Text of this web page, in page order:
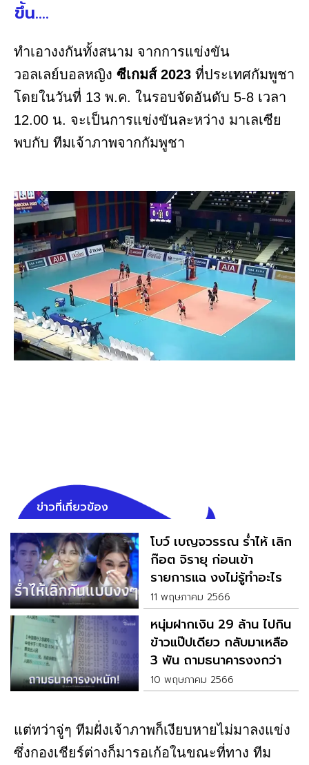
ขึ้น....
ทำเอางงกันทั้งสนาม จากการแข่งขัน
วอลเลย์บอลหญิง ซีเกมส์ 2023 ที่ประเทศกัมพูชา
โดยในวันที่ 13 พ.ค. ในรอบจัดอันดับ 5-8 เวลา
12.00 น. จะเป็นการแข่งขันละหว่าง มาเลเซีย
พบกับ ทีมเจ้าภาพจากกัมพูชา
ข่าวที่เกี่ยวข้อง
โบว์ เบญจวรรณ ร่ำไห้ เลิก
ก๊อต จิรายุ ก่อนเข้า
รายการแฉ งงไม่รู้ทำอะไร
ผิด
11 พฤษภาคม 2566
หนุ่มฝากเงิน 29 ล้าน ไปกิน
ข้าวแป๊ปเดียว กลับมาเหลือ
3 พัน ถามธนาคารงงกว่า
เดิม
10 พฤษภาคม 2566
แต่ทว่าจู่ๆ ทีมฝั่งเจ้าภาพก็เงียบหายไม่มาลงแข่ง
ซึ่งกองเชียร์ต่างก็มารอเก้อในขณะที่ทาง ทีม